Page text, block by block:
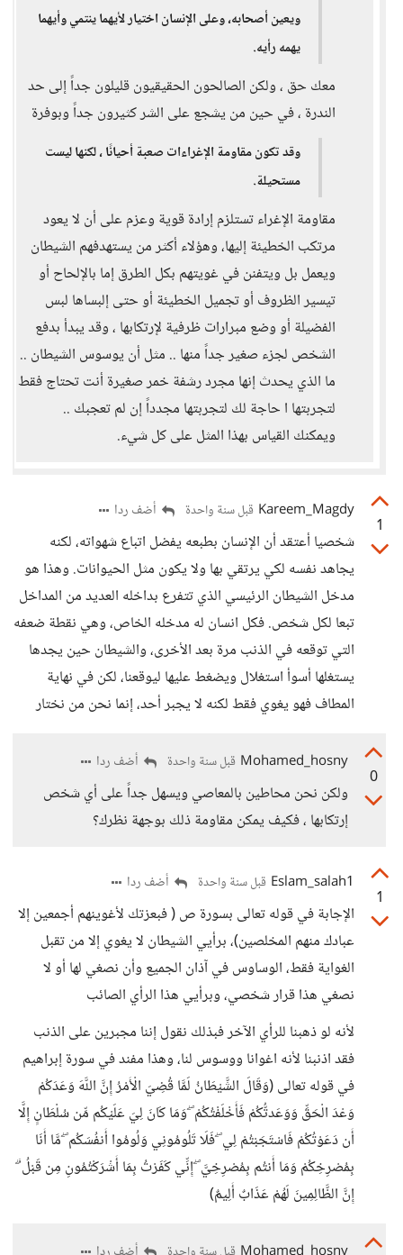
ويعين أصحابه، وعلى الإنسان اختيار لأيهما ينتمي وأيهما
يهمه رأيه.
معك حق ، ولكن الصالحون الحقيقيون قليلون جداً إلى حد
الندرة ، في حين من يشجع على الشر كثيرون جداً وبوفرة
وقد تكون مقاومة الإغراءات صعبة أحيانًا ، لكنها ليست
مستحيلة.
مقاومة الإغراء تستلزم إرادة قوية وعزم على أن لا يعود
مرتكب الخطيئة إليها، وهؤلاء أكثر من يستهدفهم الشيطان
ويعمل بل ويتفنن في غويتهم بكل الطرق إما بالإلحاح أو
تيسير الظروف أو تجميل الخطيئة أو حتى إلبساها لبس
الفضيلة أو وضع مبرارات ظرفية لإرتكابها ، وقد يبدأ بدفع
الشخص لجزء صغير جداً منها .. مثل أن يوسوس الشيطان ..
ما الذي يحدث إنها مجرد رشفة خمر صغيرة أنت تحتاج فقط
لتجربتها ا حاجة لك لتجربتها مجدداً إن لم تعجبك ..
ويمكنك القياس بهذا المثل على كل شيء.
1
Kareem_Magdy قبل سنة واحدة أضف ردا
شخصيا أعتقد أن الإنسان بطبعه يفضل اتباع شهواته، لكنه
يجاهد نفسه لكي يرتقي بها ولا يكون مثل الحيوانات. وهذا هو
مدخل الشيطان الرئيسي الذي تتفرع بداخله العديد من المداخل
تبعا لكل شخص. فكل انسان له مدخله الخاص، وهي نقطة ضعفه
التي توقعه في الذنب مرة بعد الأخرى، والشيطان حين يجدها
يستغلها أسوأ استغلال ويضغط عليها ليوقعنا، لكن في نهاية
المطاف فهو يغوي فقط لكنه لا يجبر أحد، إنما نحن من نختار
0
Mohamed_hosny قبل سنة واحدة أضف ردا
ولكن نحن محاطين بالمعاصي ويسهل جداً على أي شخص
إرتكابها ، فكيف يمكن مقاومة ذلك بوجهة نظرك؟
1
Eslam_salah1 قبل سنة واحدة أضف ردا
الإجابة في قوله تعالى بسورة ص ( فبعزتك لأغوينهم أجمعين إلا
عبادك منهم المخلصين)، برأيي الشيطان لا يغوي إلا من تقبل
الغواية فقط، الوساوس في آذان الجميع وأن نصغي لها أو لا
نصغي هذا قرار شخصي، وبرأيي هذا الرأي الصائب
لأنه لو ذهبنا للرأي الآخر فبذلك نقول إننا مجبرين على الذنب
فقد اذنبنا لأنه اغوانا ووسوس لنا، وهذا مفند في سورة إبراهيم
في قوله تعالى (وَقَالَ الشَّيْطَانُ لَمَّا قُضِيَ الْأَمْرُ إِنَّ اللَّهَ وَعَدَكُمْ
وَعْدَ الْحَقِّ وَوَعَدتُّكُمْ فَأَخْلَفْتُكُمْ ۖ وَمَا كَانَ لِيَ عَلَيْكُم مِّن سُلْطَانٍ إِلَّا
أَن دَعَوْتُكُمْ فَاسْتَجَبْتُمْ لِي ۖ فَلَا تَلُومُونِي وَلُومُوا أَنفُسَكُم ۖ مَّا أَنَا
بِمُصْرِخِكُمْ وَمَا أَنتُم بِمُصْرِخِيَّ ۖ إِنِّي كَفَرْتُ بِمَا أَشْرَكْتُمُونِ مِن قَبْلُ ۗ
إِنَّ الظَّالِمِينَ لَهُمْ عَذَابٌ أَلِيمٌ)